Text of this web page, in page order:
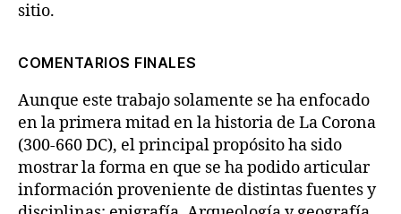
sitio.
COMENTARIOS FINALES
Aunque este trabajo solamente se ha enfocado
en la primera mitad en la historia de La Corona
(300-660 DC), el principal propósito ha sido
mostrar la forma en que se ha podido articular
información proveniente de distintas fuentes y